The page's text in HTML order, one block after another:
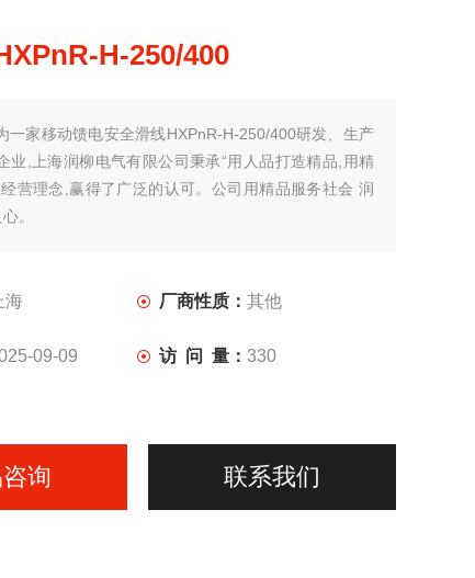
H-250/400
一家移动馈电安全滑线HXPnR-H-250/400研发、生产
业,上海润柳电气有限公司秉承“用人品打造精品,用精
营理念,赢得了广泛的认可。公司用精品服务社会 润
。
海 厂商性质：其他
09-09 访 问 量：330
询 联系我们